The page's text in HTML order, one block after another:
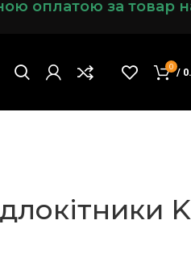
оплатою за товар
0 /